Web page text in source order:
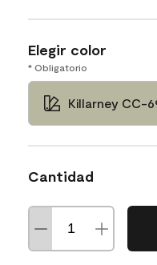
Elegir color
* Obligatorio
Killarney CC-
Cantidad